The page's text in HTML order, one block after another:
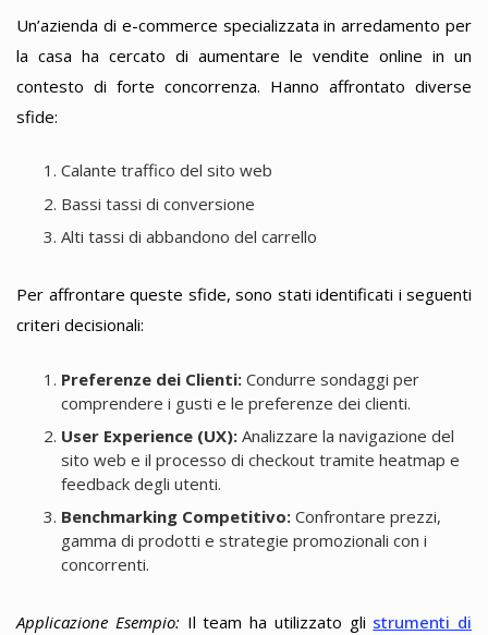
Un’azienda di e-commerce specializzata in arredamento per
la casa ha cercato di aumentare le vendite online in un
contesto di forte concorrenza. Hanno affrontato diverse
sfide:
Calante traffico del sito web
Bassi tassi di conversione
Alti tassi di abbandono del carrello
Per affrontare queste sfide, sono stati identificati i seguenti
criteri decisionali:
Preferenze dei Clienti:Condurre sondaggi per
comprendere i gusti e le preferenze dei clienti.
User Experience (UX):Analizzare la navigazione del
sito web e il processo di checkout tramite heatmap e
feedback degli utenti.
Benchmarking Competitivo:Confrontare prezzi,
gamma di prodotti e strategie promozionali con i
concorrenti.
Applicazione Esempio:Il team ha utilizzato gli strumenti di